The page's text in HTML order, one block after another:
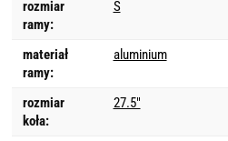
rozmiar
ramy:
S
materiał
ramy:
aluminium
rozmiar
koła:
27.5"